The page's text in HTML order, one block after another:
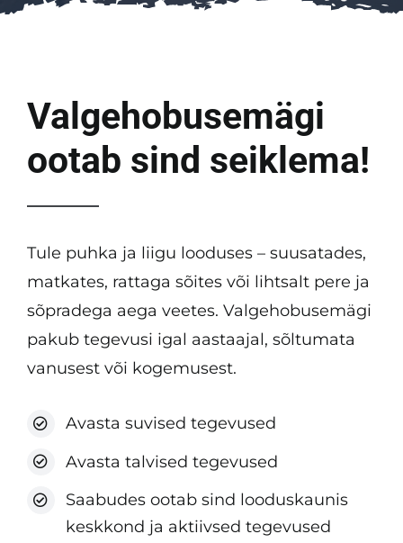
Valgehobusemägi
ootab sind seiklema!
Tule puhka ja liigu looduses – suusatades,
matkates, rattaga sõites või lihtsalt pere ja
sõpradega aega veetes. Valgehobusemägi
pakub tegevusi igal aastaajal, sõltumata
vanusest või kogemusest.
Avasta suvised tegevused
Avasta talvised tegevused
Saabudes ootab sind looduskaunis
keskkond ja aktiivsed tegevused